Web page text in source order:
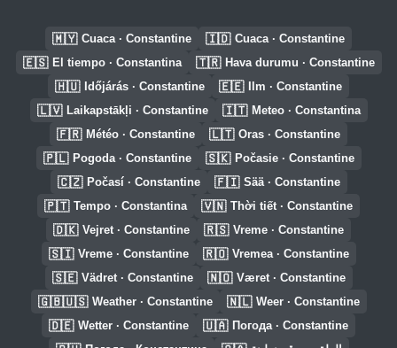
🇲🇾 Cuaca · Constantine 🇮🇩 Cuaca · Constantine
🇪🇸 El tiempo · Constantina 🇹🇷 Hava durumu · Constantine
🇭🇺 Időjárás · Constantine 🇪🇪 Ilm · Constantine
🇱🇻 Laikapstākļi · Constantine 🇮🇹 Meteo · Constantina
🇫🇷 Météo · Constantine 🇱🇹 Oras · Constantine
🇵🇱 Pogoda · Constantine 🇸🇰 Počasie · Constantine
🇨🇿 Počasí · Constantine 🇫🇮 Sää · Constantine
🇵🇹 Tempo · Constantina 🇻🇳 Thời tiết · Constantine
🇩🇰 Vejret · Constantine 🇷🇸 Vreme · Constantine
🇸🇮 Vreme · Constantine 🇷🇴 Vremea · Constantine
🇸🇪 Vädret · Constantine 🇳🇴 Været · Constantine
🇬🇧🇺🇸 Weather · Constantine 🇳🇱 Weer · Constantine
🇩🇪 Wetter · Constantine 🇺🇦 Погода · Constantine